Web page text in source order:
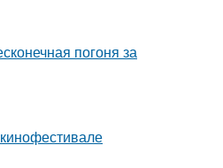
погоня за